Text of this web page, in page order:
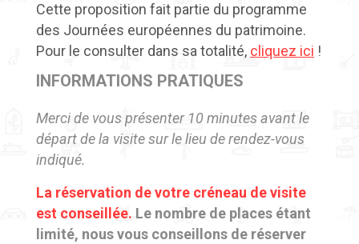
Cette proposition fait partie du programme
des Journées européennes du patrimoine.
Pour le consulter dans sa totalité, cliquez ici !
INFORMATIONS PRATIQUES
Merci de vous présenter 10 minutes avant le
départ de la visite sur le lieu de rendez-vous
indiqué.
La réservation de votre créneau de visite
est conseillée. Le nombre de places étant
limité, nous vous conseillons de réserver